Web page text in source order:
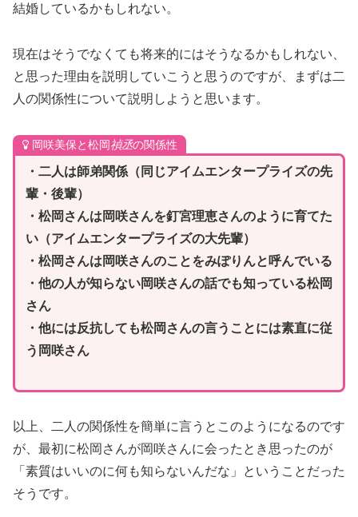
結婚しているかもしれない。
現在はそうでなくても将来的にはそうなるかもしれない、
と思った理由を説明していこうと思うのですが、まずは二
人の関係性について説明しようと思います。
岡咲美保と松岡禎丞の関係性
・二人は師弟関係（同じアイムエンタープライズの先
輩・後輩）
・松岡さんは岡咲さんを釘宮理恵さんのように育てた
い（アイムエンタープライズの大先輩）
・松岡さんは岡咲さんのことをみぽりんと呼んでいる
・他の人が知らない岡咲さんの話でも知っている松岡
さん
・他には反抗しても松岡さんの言うことには素直に従
う岡咲さん
以上、二人の関係性を簡単に言うとこのようになるのです
が、最初に松岡さんが岡咲さんに会ったとき思ったのが
「素質はいいのに何も知らないんだな」ということだった
そうです。